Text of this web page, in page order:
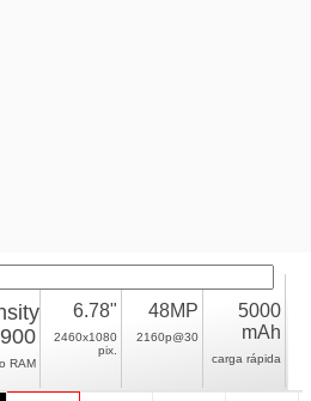
900
RAM
6.78"
2460x1080
pix.
48MP
2160p@30
5000
mAh
carga rápida